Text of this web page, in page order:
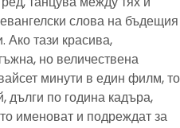
слова на бъдещия
Ако тази красива,
но величествена
минути в един филм, то
дълги по година кадъра,
именоват и подреждат за